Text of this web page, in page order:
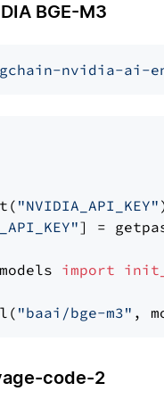
BGE-M3
nvidia-ai-
"NVIDIA_API_KEY"
] =
import
"baai/bge-m3" ,
code-2